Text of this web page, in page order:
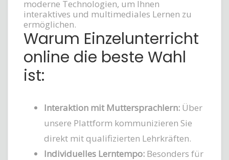
moderne Technologien, um Ihnen
interaktives und multimediales Lernen zu
ermöglichen.
Warum Einzelunterricht
online die beste Wahl
ist:
Interaktion mit Muttersprachlern:Über
unsere Plattform kommunizieren Sie
direkt mit qualifizierten Lehrkräften.
Individuelles Lerntempo:Besonders für